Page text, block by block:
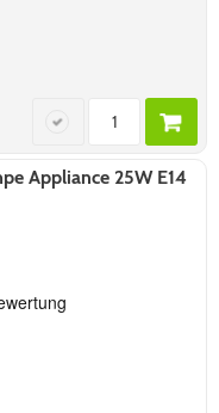
Appliance 25W E14